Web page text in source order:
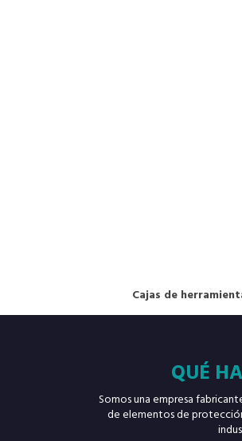
Cajas de
QUÉ
Somos una empresa
de elementos de